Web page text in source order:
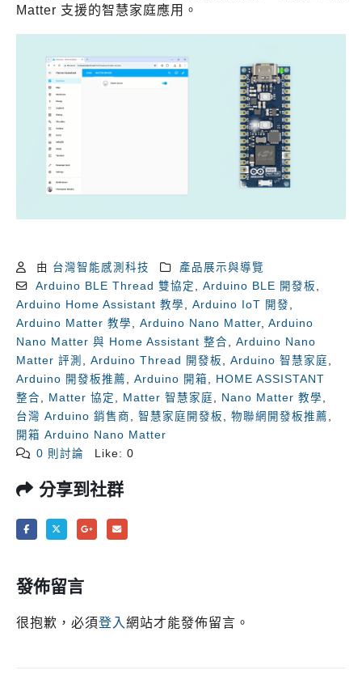
Matter 支援的智慧家庭應用。
由 台灣智能感測科技
產品展示與導覽
Arduino BLE Thread 雙協定
Arduino BLE 開發板
Arduino Home Assistant 教學
Arduino IoT 開發
Arduino Matter 教學
Arduino Nano Matter Arduino
Nano Matter 與 Home Assistant 整合
Arduino Nano
Matter 評測
Arduino Thread 開發板 Arduino 智慧家庭
Arduino 開發板推薦
Arduino 開箱
HOME ASSISTANT
整合
Matter 協定 Matter 智慧家庭 Nano Matter 教學
台灣 Arduino 銷售商
智慧家庭開發板 物聯網開發板推薦
開箱 Arduino Nano Matter
0 則討論
Like: 0
分享到社群
發佈留言
很抱歉，必須登入網站才能發佈留言。